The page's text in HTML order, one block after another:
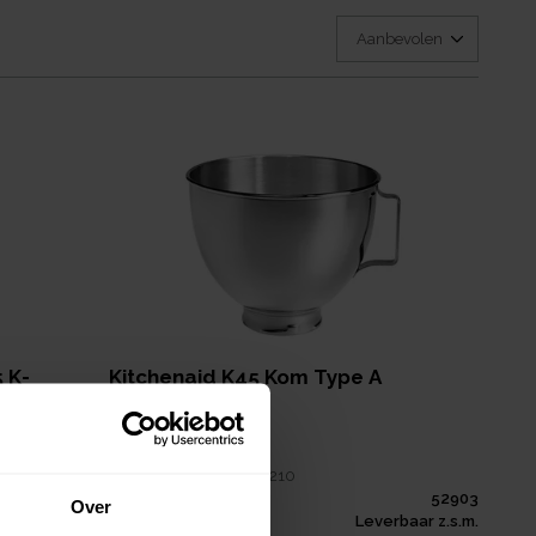
Over
K-
Kitchenaid K45 Kom Type A
€ 139,00 per stuk
Verpakt per 1 stuk
250 x 250 x 210
52903
Leverbaar z.s.m.